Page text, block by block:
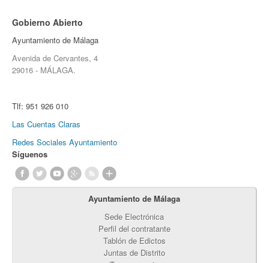
Gobierno Abierto
Ayuntamiento de Málaga
Avenida de Cervantes, 4
29016 - MÁLAGA.
Tlf: 951 926 010
Las Cuentas Claras
Redes Sociales Ayuntamiento
Síguenos
Ayuntamiento de Málaga
Sede Electrónica
Perfil del contratante
Tablón de Edictos
Juntas de Distrito